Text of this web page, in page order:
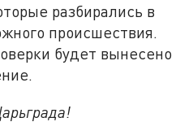
разбирались в
происшествия.
будет вынесено